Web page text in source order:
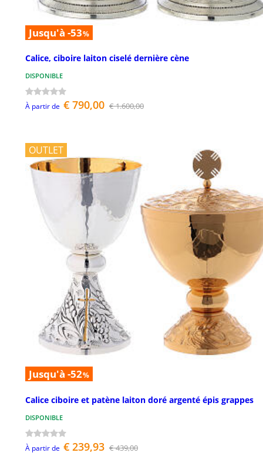
Jusqu'à -53%
Calice, ciboire laiton ciselé dernière cène
DISPONIBLE
À partir de € 790,00 € 1.600,00
OUTLET
Jusqu'à -52%
Calice ciboire et patène laiton doré argenté épis grappes
DISPONIBLE
À partir de € 239,93 € 439,00